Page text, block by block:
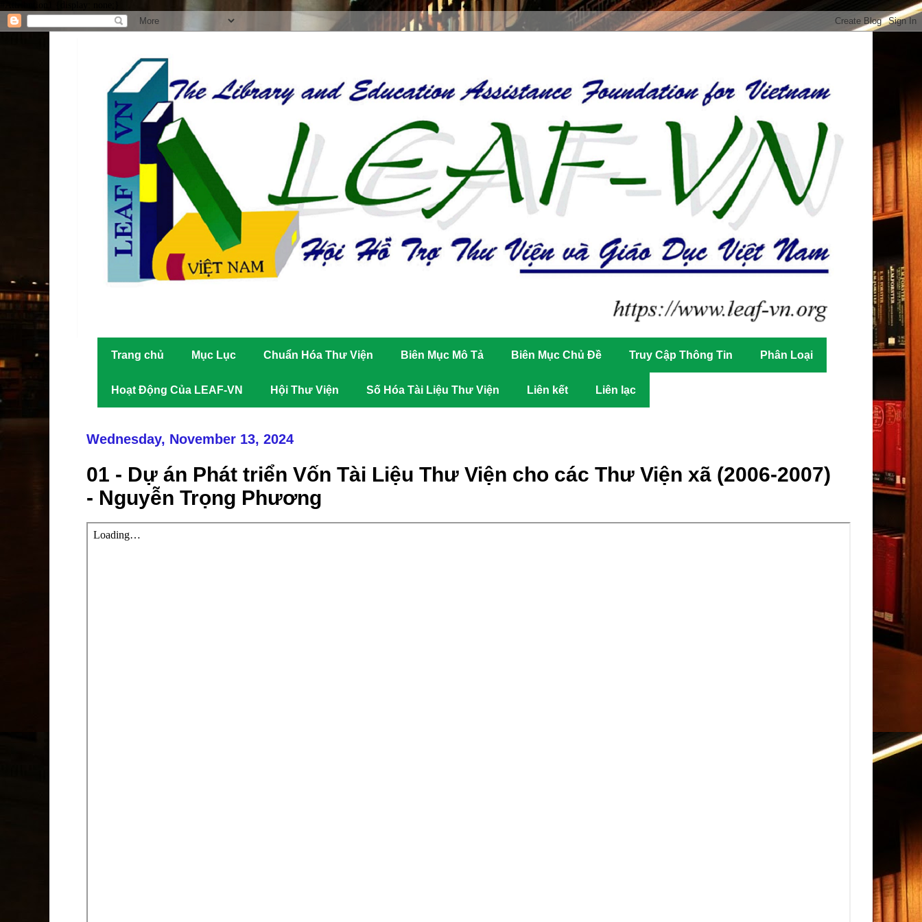
Trang chủ Mục Lục Chuẩn Hóa Thư Viện Biên Mục Mô Tả Biên Mục Chủ Đề Truy Cập Thông Tin Phân Loại
Hoạt Động Của LEAF-VN Hội Thư Viện Số Hóa Tài Liệu Thư Viện Liên kết Liên lạc
Wednesday, November 13, 2024
01 - Dự án Phát triển Vốn Tài Liệu Thư Viện cho các Thư Viện xã (2006-2007)
- Nguyễn Trọng Phương